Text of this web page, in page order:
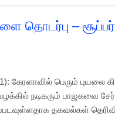
தொடர்பு – சூப்பர்
கேரளாவில் பெரும் புயலை
நடிகரும் பாஜகவை
தகவல்கள்